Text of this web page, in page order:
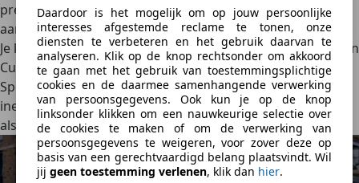
Daardoor is het mogelijk om op jouw persoonlijke
interesses afgestemde reclame te tonen, onze
diensten te verbeteren en het gebruik daarvan te
analyseren. Klik op de knop rechtsonder om akkoord
te gaan met het gebruik van toestemmingsplichtige
cookies en de daarmee samenhangende verwerking
van persoonsgegevens. Ook kun je op de knop
linksonder klikken om een nauwkeurige selectie over
de cookies te maken of om de verwerking van
persoonsgegevens te weigeren, voor zover deze op
basis van een gerechtvaardigd belang plaatsvindt. Wil
jij geen toestemming verlenen, klik dan hier.
premiumproduct is. Daar staat tegenover dat de
aandrijflijn zelf stil is en de auto prettig en rustig reageert.
Je kunt kiezen uit vijf rijmodi: Snow, Eco, Standard, Sport en
Custom. In de praktijk gebruik je vooral Eco en Standard.
Sport maakt de auto wat feller, maar verandert hem niet
ineens in een ‘hot hatchback’. De Custom-stand is handig
als je zelf wat instellingen wilt combineren.